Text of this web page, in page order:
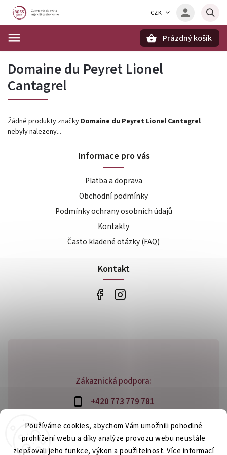
Používáme cookies, abychom Vám umožnili pohodlné
prohlížení webu a díky analýze provozu webu neustále
zlepšovali jeho funkce, výkon a použitelnost. Více informací
CZK
Prázdný košík
Domaine du Peyret Lionel
Cantagrel
Žádné produkty značky Domaine du Peyret Lionel Cantagrel
nebyly nalezeny...
Zákaznická podpora:
+420 773 779 781
info@bossfood.cz
Informace pro vás
Platba a doprava
Obchodní podmínky
Podmínky ochrany osobních údajů
Kontakty
Často kladené otázky (FAQ)
Kontakt